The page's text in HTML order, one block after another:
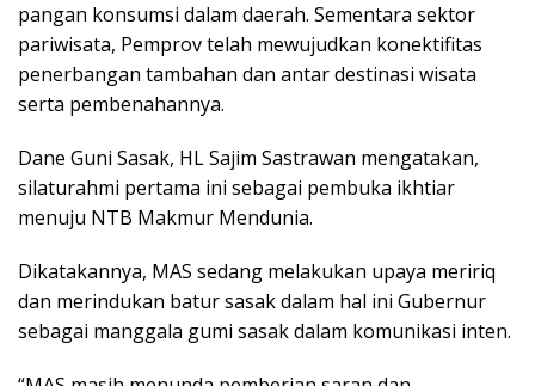
pangan konsumsi dalam daerah. Sementara sektor
pariwisata, Pemprov telah mewujudkan konektifitas
penerbangan tambahan dan antar destinasi wisata
serta pembenahannya.
Dane Guni Sasak, HL Sajim Sastrawan mengatakan,
silaturahmi pertama ini sebagai pembuka ikhtiar
menuju NTB Makmur Mendunia.
Dikatakannya, MAS sedang melakukan upaya meririq
dan merindukan batur sasak dalam hal ini Gubernur
sebagai manggala gumi sasak dalam komunikasi inten.